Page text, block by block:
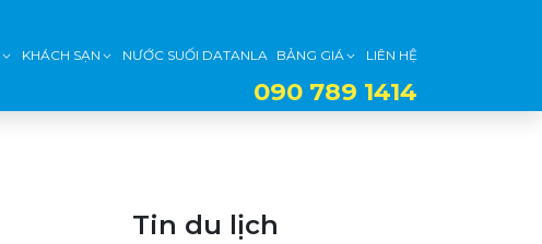
KHÁCH SẠN NƯỚC SUỐI DATANLA BẢNG GIÁ LIÊN HỆ
090 789 1414
Tin du lịch